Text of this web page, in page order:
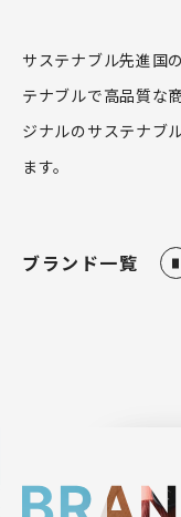
サステナブル先進国
テナブルで高品質な
ジナルのサステナブ
ます。
ブランド一覧